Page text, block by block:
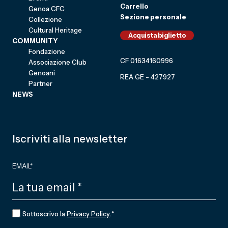
Genoa CFC
Collezione
Cultural Heritage
COMMUNITY
Fondazione
Associazione Club
Genoani
Partner
NEWS
Carrello
Sezione personale
Acquista biglietto
CF 01634160996
REA GE - 427927
Iscriviti alla newsletter
EMAIL*
CONSENSO*
Sottoscrivo laPrivacy Policy.*